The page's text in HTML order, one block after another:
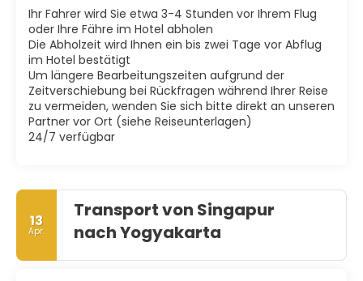
Ihr Fahrer wird Sie etwa 3-4 Stunden vor Ihrem Flug
oder Ihre Fähre im Hotel abholen
Die Abholzeit wird Ihnen ein bis zwei Tage vor Abflug
im Hotel bestätigt
Um längere Bearbeitungszeiten aufgrund der
Zeitverschiebung bei Rückfragen während Ihrer Reise
zu vermeiden, wenden Sie sich bitte direkt an unseren
Partner vor Ort (siehe Reiseunterlagen)
24/7 verfügbar
13
Apr.
Transport von Singapur
nach Yogyakarta